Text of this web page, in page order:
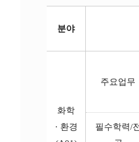
분야
화학
· 환경
주요업무
필수학력/전